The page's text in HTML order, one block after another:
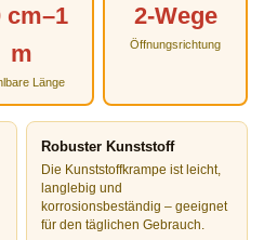
cm–1
m
Länge
2-Wege
Öffnungsrichtung
Robuster Kunststoff
Die Kunststoffkrampe ist leicht,
langlebig und
korrosionsbeständig – geeignet
für den täglichen Gebrauch.